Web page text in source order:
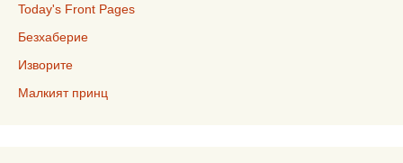
Today's Front Pages
Безхаберие
Изворите
Малкият принц